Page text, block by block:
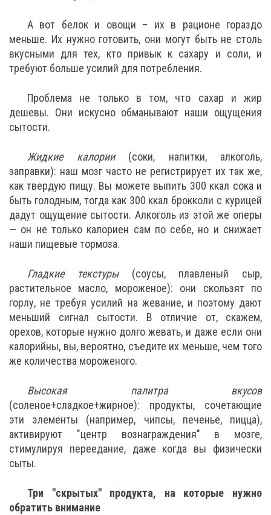
А вот белок и овощи – их в рационе гораздо
меньше. Их нужно готовить, они могут быть не столь
вкусными для тех, кто привык к сахару и соли, и
требуют больше усилий для потребления.
Проблема не только в том, что сахар и жир
дешевы. Они искусно обманывают наши ощущения
сытости.
Жидкие калории(соки, напитки, алкоголь,
заправки): наш мозг часто не регистрирует их так же,
как твердую пищу. Вы можете выпить 300 ккал сока и
быть голодным, тогда как 300 ккал брокколи с курицей
дадут ощущение сытости. Алкоголь из этой же оперы
— он не только калориен сам по себе, но и снижает
наши пищевые тормоза.
Гладкие текстуры(соусы, плавленый сыр,
растительное масло, мороженое): они скользят по
горлу, не требуя усилий на жевание, и поэтому дают
меньший сигнал сытости. В отличие от, скажем,
орехов, которые нужно долго жевать, и даже если они
калорийны, вы, вероятно, съедите их меньше, чем того
же количества мороженого.
Высокая палитра вкусов
(соленое+сладкое+жирное): продукты, сочетающие
эти элементы (например, чипсы, печенье, пицца),
активируют "центр вознаграждения" в мозге,
стимулируя переедание, даже когда вы физически
сыты.
Три "скрытых" продукта, на которые нужно
обратить внимание